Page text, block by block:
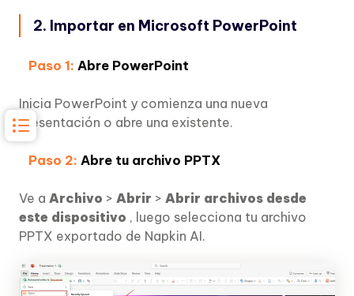
2. Importar en Microsoft PowerPoint
Paso 1: Abre PowerPoint
Inicia PowerPoint y comienza una nueva
presentación o abre una existente.
Paso 2: Abre tu archivo PPTX
Ve a Archivo > Abrir > Abrir archivos desde
este dispositivo , luego selecciona tu archivo
PPTX exportado de Napkin AI.